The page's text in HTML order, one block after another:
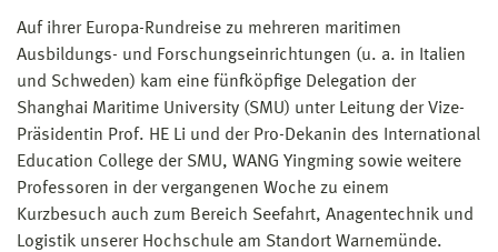
Auf ihrer Europa-Rundreise zu mehreren maritimen
Ausbildungs- und Forschungseinrichtungen (u. a. in Italien
und Schweden) kam eine fünfköpfige Delegation der
Shanghai Maritime University (SMU) unter Leitung der Vize-
Präsidentin Prof. HE Li und der Pro-Dekanin des International
Education College der SMU, WANG Yingming sowie weitere
Professoren in der vergangenen Woche zu einem
Kurzbesuch auch zum Bereich Seefahrt, Anagentechnik und
Logistik unserer Hochschule am Standort Warnemünde.